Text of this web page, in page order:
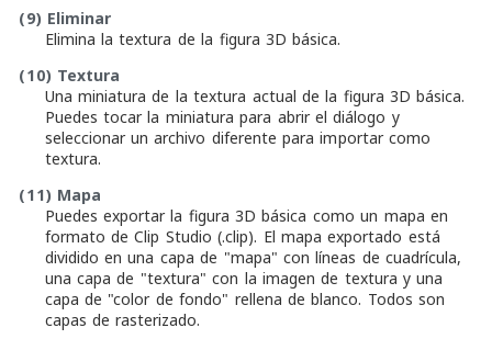
(9) Eliminar
Elimina la textura de la figura 3D básica.
(10) Textura
Una miniatura de la textura actual de la figura 3D básica.
Puedes tocar la miniatura para abrir el diálogo y
seleccionar un archivo diferente para importar como
textura.
(11) Mapa
Puedes exportar la figura 3D básica como un mapa en
formato de Clip Studio (.clip). El mapa exportado está
dividido en una capa de "mapa" con líneas de cuadrícula,
una capa de "textura" con la imagen de textura y una
capa de "color de fondo" rellena de blanco. Todos son
capas de rasterizado.